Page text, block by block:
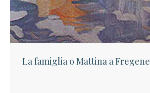
La famiglia o Mattina a Fregene